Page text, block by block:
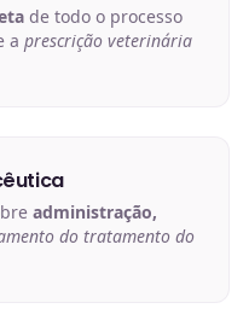
de todo o processo
a prescrição veterinária
administração,
do tratamento do